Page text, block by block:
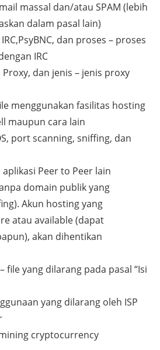
massal dan/atau SPAM (lebih
dalam pasal lain)
dan proses – proses
IRC
dan jenis – jenis proxy
menggunakan fasilitas hosting
maupun cara lain
port scanning, sniffing, dan
Peer to Peer lain
domain publik yang
Akun hosting yang
atau available (dapat
akan dihentikan
file yang dilarang pada pasal “Isi
yang dilarang oleh ISP
cryptocurrency